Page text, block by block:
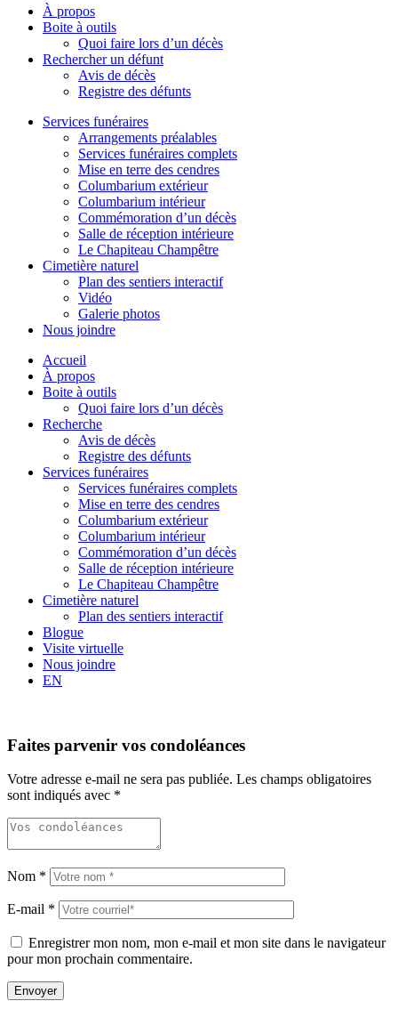
À propos
Boite à outils
Quoi faire lors d’un décès
Rechercher un défunt
Avis de décès
Registre des défunts
Services funéraires
Arrangements préalables
Services funéraires complets
Mise en terre des cendres
Columbarium extérieur
Columbarium intérieur
Commémoration d’un décès
Salle de réception intérieure
Le Chapiteau Champêtre
Cimetière naturel
Plan des sentiers interactif
Vidéo
Galerie photos
Nous joindre
Accueil
À propos
Boite à outils
Quoi faire lors d’un décès
Recherche
Avis de décès
Registre des défunts
Services funéraires
Services funéraires complets
Mise en terre des cendres
Columbarium extérieur
Columbarium intérieur
Commémoration d’un décès
Salle de réception intérieure
Le Chapiteau Champêtre
Cimetière naturel
Plan des sentiers interactif
Blogue
Visite virtuelle
Nous joindre
EN
Faites parvenir vos condoléances
Votre adresse e-mail ne sera pas publiée. Les champs obligatoires
sont indiqués avec *
Nom *
E-mail *
Enregistrer mon nom, mon e-mail et mon site dans le navigateur
pour mon prochain commentaire.